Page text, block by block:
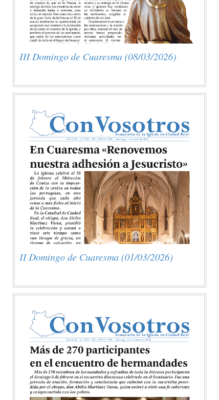
III Domingo de Cuaresma (08/03/2026)
II Domingo de Cuaresma (01/03/2026)